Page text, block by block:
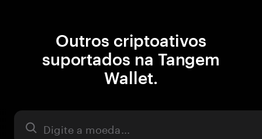
Outros criptoativos
suportados na Tangem
Wallet.
Ativo